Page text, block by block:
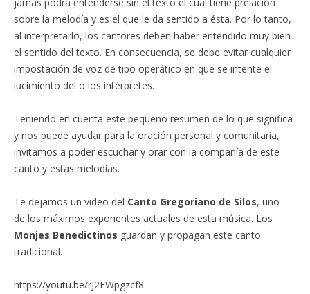
sobre la melodía y es el que le da sentido a ésta. Por lo tanto,
al interpretarlo, los cantores deben haber entendido muy bien
el sentido del texto. En consecuencia, se debe evitar cualquier
impostación de voz de tipo operático en que se intente el
lucimiento del o los intérpretes.
Teniendo en cuenta este pequeño resumen de lo que significa
y nos puede ayudar para la oración personal y comunitaria,
invitamos a poder escuchar y orar con la compañía de este
canto y estas melodías.
Te dejamos un video del Canto Gregoriano de Silos, uno
de los máximos exponentes actuales de esta música. Los
Monjes Benedictinos guardan y propagan este canto
tradicional.
https://youtu.be/rJ2FWpgzcf8